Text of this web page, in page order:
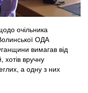
очільника
ОДА
вимагав від
хотів вручну
а одну з них